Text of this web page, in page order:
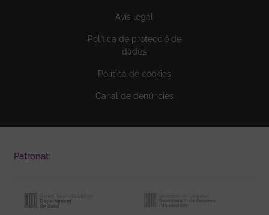
Avís legal
Política de protecció de
dades
Política de cookies
Canal de denúncies
Patronat: